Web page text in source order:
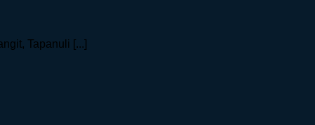
Tapanuli [...]